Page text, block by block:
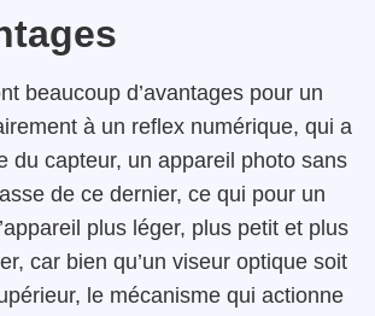
beaucoup d’avantages pour un
à un reflex numérique, qui a
du capteur, un appareil photo sans
de ce dernier, ce qui pour un
plus léger, plus petit et plus
car bien qu’un viseur optique soit
le mécanisme qui actionne